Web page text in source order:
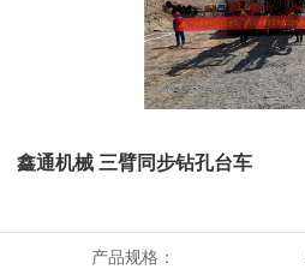
鑫通机械 三臂同步钻孔台车
产品规格：